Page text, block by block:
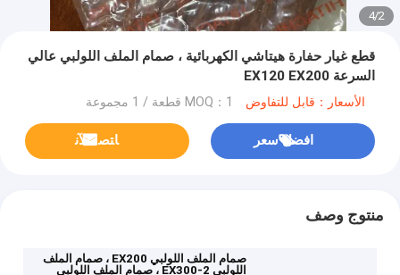
2
/
4
قطع غيار حفارة هيتاشي الكهربائية ، صمام الملف اللولبي عالي
السرعة EX120 EX200
الأسعار：قابل للتفاوض MOQ：1 قطعة / 1 مجموعة
افضل سعر ﺎﺘﺼﻟ ﺍﻶﻧ
منتوج وصف
صمام الملف اللولبي EX200 ، صمام الملف
اللولبي EX300-2 ، صمام الملف اللولبي